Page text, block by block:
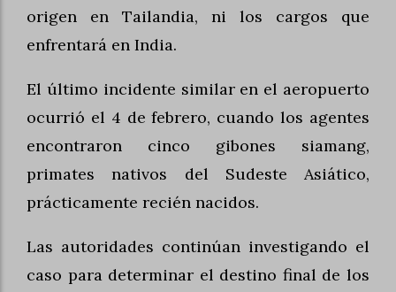
origen en Tailandia, ni los cargos que
enfrentará en India.
El último incidente similar en el aeropuerto
ocurrió el 4 de febrero, cuando los agentes
encontraron cinco gibones siamang,
primates nativos del Sudeste Asiático,
prácticamente recién nacidos.
Las autoridades continúan investigando el
caso para determinar el destino final de los